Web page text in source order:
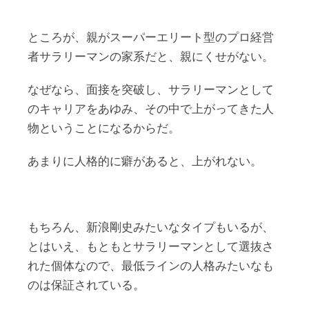
ところが、親がスーパーエリート型のプロ経営
者サラリーマンの家系だと、親にくせがない。
なぜなら、面接を突破し、サラリーマンとして
のキャリアをあゆみ、その中で上がってきた人
物ということになるからだ。
あまりに人格的に癖があると、上がれない。
もちろん、新浪剛史みたいなタイプもいるが、
とはいえ、もともとサラリーマンとして選抜さ
れた個体なので、最低ラインの人格みたいなも
のは保証されている。